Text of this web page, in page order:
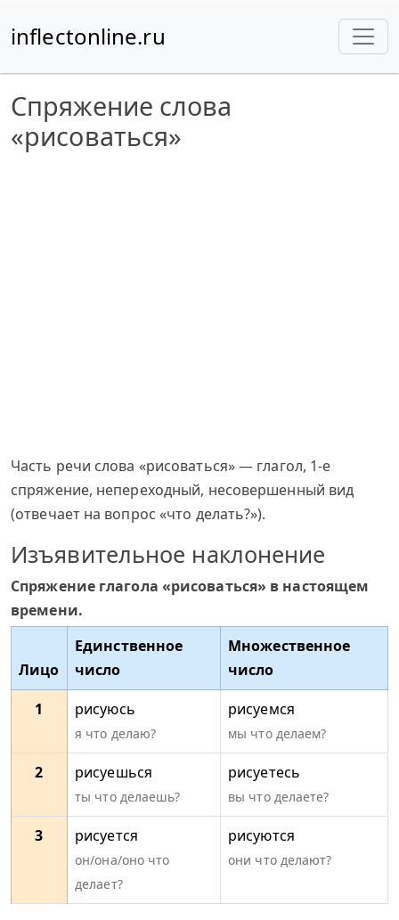
inflectonline.ru
Спряжение слова
«рисоваться»
Часть речи слова «рисоваться» — глагол, 1-е
спряжение, непереходный, несовершенный вид
(отвечает на вопрос «что делать?»).
Изъявительное наклонение
Спряжение глагола «рисоваться» в настоящем
времени.
Лицо
Единственное
число
Множественное
число
1
рисуюсь
я что делаю?
рисуемся
мы что делаем?
2 рисуешься
ты что делаешь?
рисуетесь
вы что делаете?
3 рисуется
он/она/оно что
делает?
рисуются
они что делают?